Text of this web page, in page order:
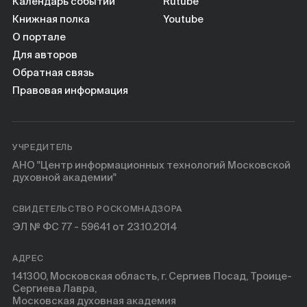
Книжная полка
О портале
Для авторов
Обратная связь
Правовая информация
Youtube
УЧРЕДИТЕЛЬ
АНО "Центр информационных технологий Московской
духовной академии"
СВИДЕТЕЛЬСТВО РОСКОМНАДЗОРА
ЭЛ № ФС 77 - 59641 от 23.10.2014
АДРЕС
141300, Московская область, г. Сергиев Посад, Троице-
Сергиева Лавра,
Московская духовная академия